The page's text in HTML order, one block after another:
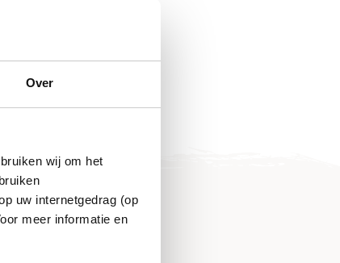
Over
wij om het
uw internetgedrag (op
meer informatie en